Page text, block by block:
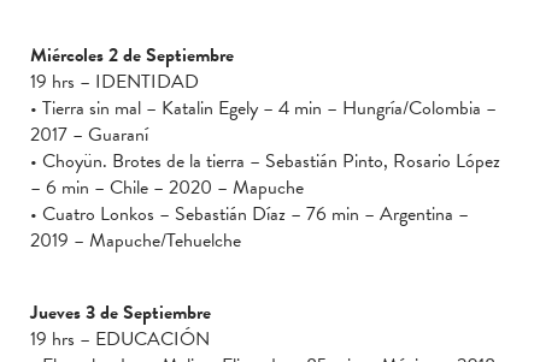
Miércoles 2 de Septiembre
19 hrs – IDENTIDAD
• Tierra sin mal – Katalin Egely – 4 min – Hungría/Colombia –
2017 – Guaraní
• Choyün. Brotes de la tierra – Sebastián Pinto, Rosario López
– 6 min – Chile – 2020 – Mapuche
• Cuatro Lonkos – Sebastián Díaz – 76 min – Argentina –
2019 – Mapuche/Tehuelche
Jueves 3 de Septiembre
19 hrs – EDUCACIÓN